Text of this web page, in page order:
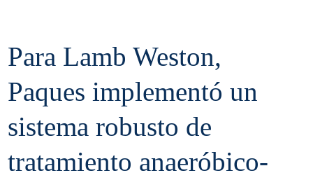
Para Lamb Weston,
Paques implementó un
sistema robusto de
tratamiento anaeróbico-